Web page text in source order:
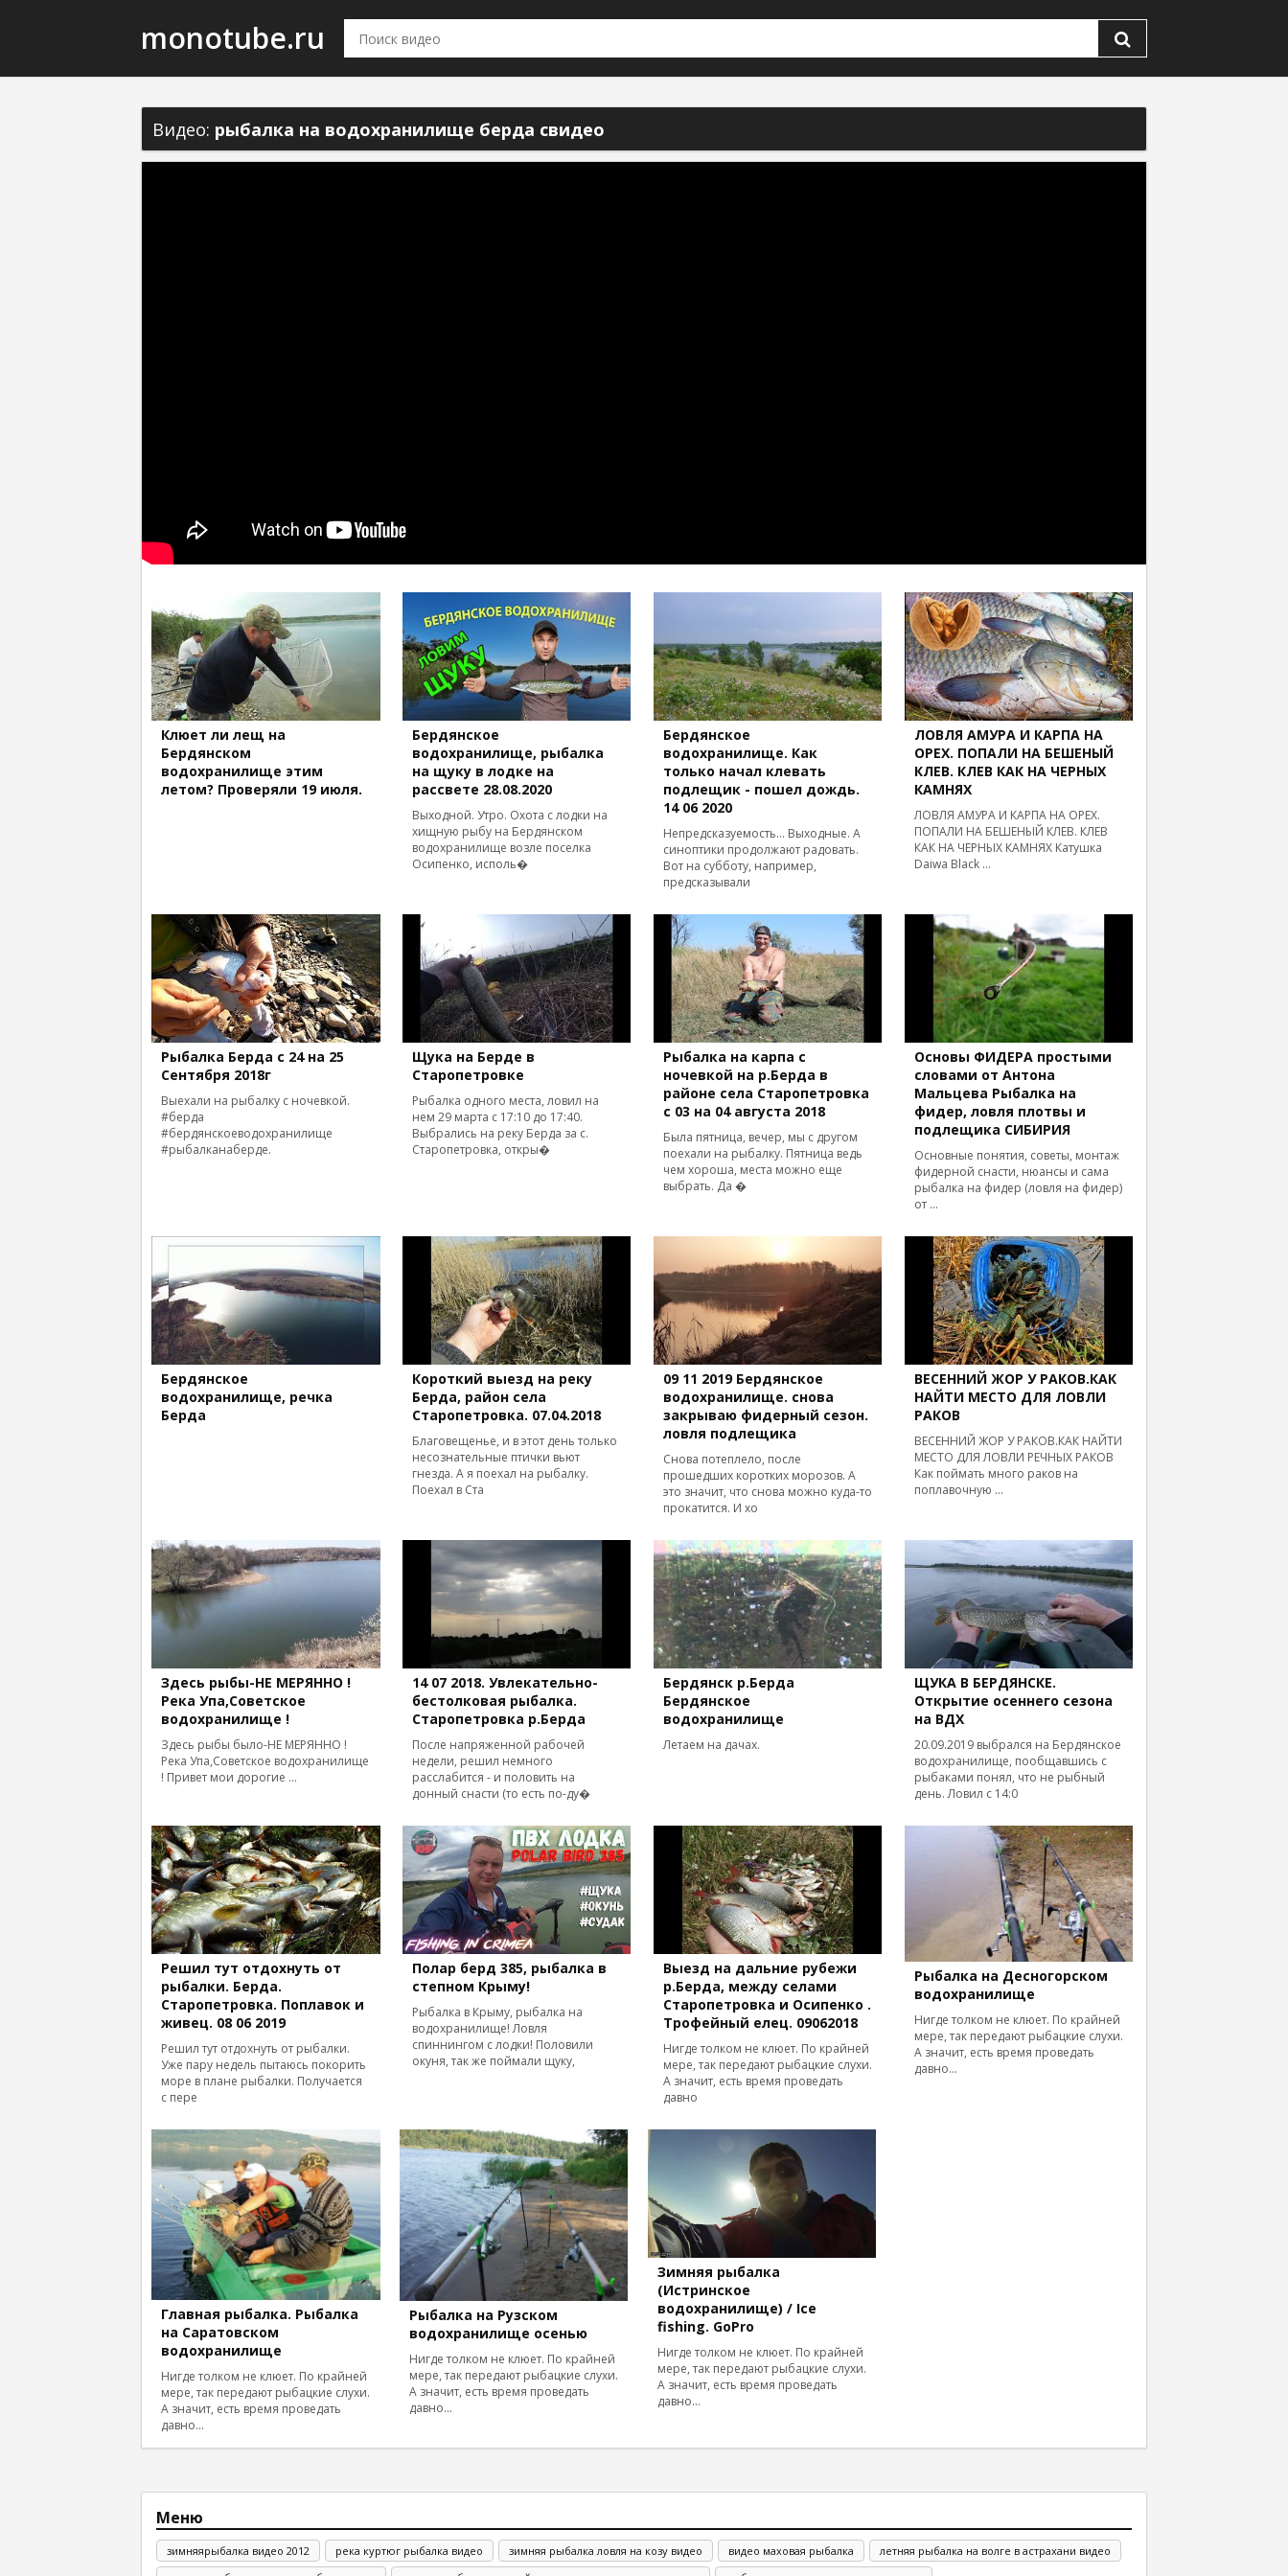
monotube.ru
Видео: рыбалка на водохранилище берда свидео
Клюет ли лещ на
Бердянском
водохранилище этим
летом? Проверяли 19 июля.
Бердянское
водохранилище, рыбалка
на щуку в лодке на
рассвете 28.08.2020
Выходной. Утро. Охота с лодки на
хищную рыбу на Бердянском
водохранилище возле поселка
Осипенко, исполь�
Бердянское
водохранилище. Как
только начал клевать
подлещик - пошел дождь.
14 06 2020
Непредсказуемость… Выходные. А
синоптики продолжают радовать.
Вот на субботу, например,
предсказывали
ЛОВЛЯ АМУРА И КАРПА НА
ОРЕХ. ПОПАЛИ НА БЕШЕНЫЙ
КЛЕВ. КЛЕВ КАК НА ЧЕРНЫХ
КАМНЯХ
ЛОВЛЯ АМУРА И КАРПА НА ОРЕХ.
ПОПАЛИ НА БЕШЕНЫЙ КЛЕВ. КЛЕВ
КАК НА ЧЕРНЫХ КАМНЯХ Катушка
Daiwa Black ...
Рыбалка Берда с 24 на 25
Сентября 2018г
Выехали на рыбалку с ночевкой.
#берда
#бердянскоеводохранилище
#рыбалканаберде.
Щука на Берде в
Старопетровке
Рыбалка одного места, ловил на
нем 29 марта с 17:10 до 17:40.
Выбрались на реку Берда за с.
Старопетровка, откры�
Рыбалка на карпа с
ночевкой на р.Берда в
районе села Старопетровка
с 03 на 04 августа 2018
Была пятница, вечер, мы с другом
поехали на рыбалку. Пятница ведь
чем хороша, места можно еще
выбрать. Да �
Основы ФИДЕРА простыми
словами от Антона
Мальцева Рыбалка на
фидер, ловля плотвы и
подлещика СИБИРИЯ
Основные понятия, советы, монтаж
фидерной снасти, нюансы и сама
рыбалка на фидер (ловля на фидер)
от ...
Бердянское
водохранилище, речка
Берда
Короткий выезд на реку
Берда, район села
Старопетровка. 07.04.2018
Благовещенье, и в этот день только
несознательные птички вьют
гнезда. А я поехал на рыбалку.
Поехал в Ста
09 11 2019 Бердянское
водохранилище. снова
закрываю фидерный сезон.
ловля подлещика
Снова потеплело, после
прошедших коротких морозов. А
это значит, что снова можно куда-то
прокатится. И хо
ВЕСЕННИЙ ЖОР У РАКОВ.КАК
НАЙТИ МЕСТО ДЛЯ ЛОВЛИ
РАКОВ
ВЕСЕННИЙ ЖОР У РАКОВ.КАК НАЙТИ
МЕСТО ДЛЯ ЛОВЛИ РЕЧНЫХ РАКОВ
Как поймать много раков на
поплавочную ...
Здесь рыбы-НЕ МЕРЯННО !
Река Упа,Советское
водохранилище !
Здесь рыбы было-НЕ МЕРЯННО !
Река Упа,Советское водохранилище
! Привет мои дорогие ...
14 07 2018. Увлекательно-
бестолковая рыбалка.
Старопетровка р.Берда
После напряженной рабочей
недели, решил немного
расслабится - и половить на
донный снасти (то есть по-ду�
Бердянск р.Берда
Бердянское
водохранилище
Летаем на дачах.
ЩУКА В БЕРДЯНСКЕ.
Открытие осеннего сезона
на ВДХ
20.09.2019 выбрался на Бердянское
водохранилище, пообщавшись с
рыбаками понял, что не рыбный
день. Ловил с 14:0
Решил тут отдохнуть от
рыбалки. Берда.
Старопетровка. Поплавок и
живец. 08 06 2019
Решил тут отдохнуть от рыбалки.
Уже пару недель пытаюсь покорить
море в плане рыбалки. Получается
с пере
Полар берд 385, рыбалка в
степном Крыму!
Рыбалка в Крыму, рыбалка на
водохранилище! Ловля
спиннингом с лодки! Половили
окуня, так же поймали щуку,
Выезд на дальние рубежи
р.Берда, между селами
Старопетровка и Осипенко .
Трофейный елец. 09062018
Нигде толком не клюет. По крайней
мере, так передают рыбацкие слухи.
А значит, есть время проведать
давно
Рыбалка на Десногорском
водохранилище
Нигде толком не клюет. По крайней
мере, так передают рыбацкие слухи.
А значит, есть время проведать
давно...
Главная рыбалка. Рыбалка
на Саратовском
водохранилище
Нигде толком не клюет. По крайней
мере, так передают рыбацкие слухи.
А значит, есть время проведать
давно...
Рыбалка на Рузском
водохранилище осенью
Нигде толком не клюет. По крайней
мере, так передают рыбацкие слухи.
А значит, есть время проведать
давно...
Зимняя рыбалка
(Истринское
водохранилище) / Ice
fishing. GoPro
Нигде толком не клюет. По крайней
мере, так передают рыбацкие слухи.
А значит, есть время проведать
давно...
Меню
зимняярыбалка видео 2012 река куртюг рыбалка видео зимняя рыбалка ловля на козу видео видео маховая рыбалка
летняя рыбалка на волге в астрахани видео